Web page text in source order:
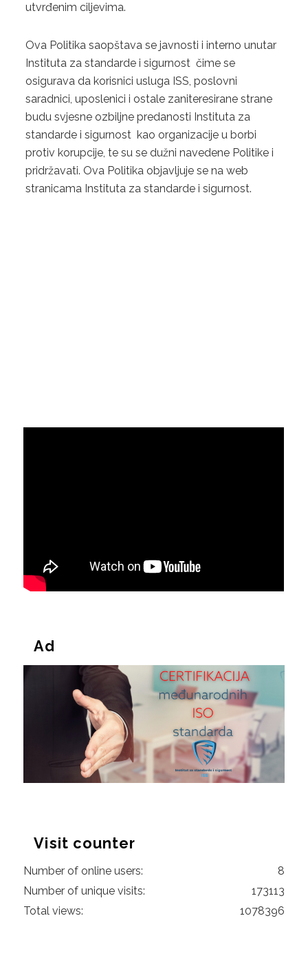
utvrđenim ciljevima.
Ova Politika saopštava se javnosti i interno unutar
Instituta za standarde i sigurnost čime se
osigurava da korisnici usluga ISS, poslovni
saradnici, uposlenici i ostale zaniteresirane strane
budu svjesne ozbiljne predanosti Instituta za
standarde i sigurnost kao organizacije u borbi
protiv korupcije, te su se dužni navedene Politike i
pridržavati. Ova Politika objavljuje se na web
stranicama Instituta za standarde i sigurnost.
Ad
Visit counter
Number of online users:
8
Number of unique visits:
173113
Total views:
1078396